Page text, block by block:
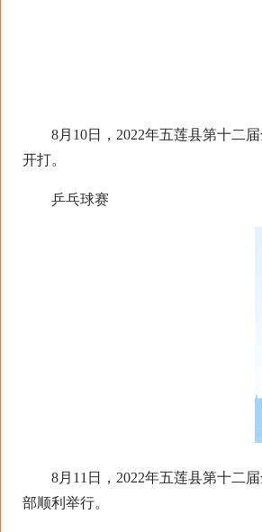
8月10日，2022年五莲县第十二届
开打。
乒乓球赛
8月11日，2022年五莲县第十二届
部顺利举行。